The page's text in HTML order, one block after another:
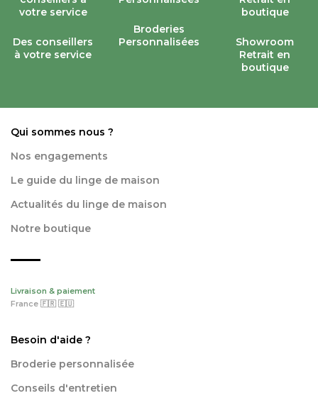
Des conseillers
à votre service
Broderies
Personnalisées
Showroom
Retrait en
boutique
Qui sommes nous ?
Nos engagements
Le guide du linge de maison
Actualités du linge de maison
Notre boutique
Livraison & paiement
France 🇫🇷 🇪🇺
Besoin d'aide ?
Broderie personnalisée
Conseils d'entretien